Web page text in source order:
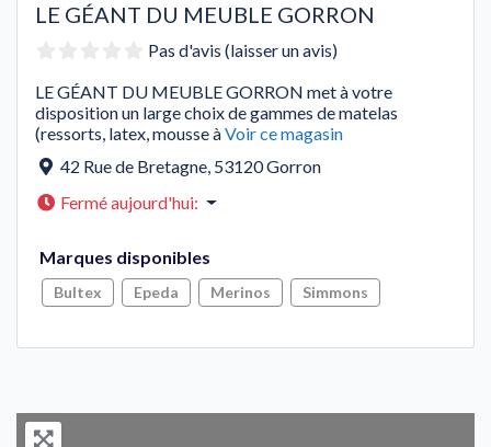
LE GÉANT DU MEUBLE GORRON
Pas d'avis (laisser un avis)
LE GÉANT DU MEUBLE GORRON met à votre
disposition un large choix de gammes de matelas
(ressorts, latex, mousse àVoir ce magasin
42 Rue de Bretagne, 53120Gorron
Fermé aujourd'hui:
Marques disponibles
Bultex Epeda Merinos Simmons